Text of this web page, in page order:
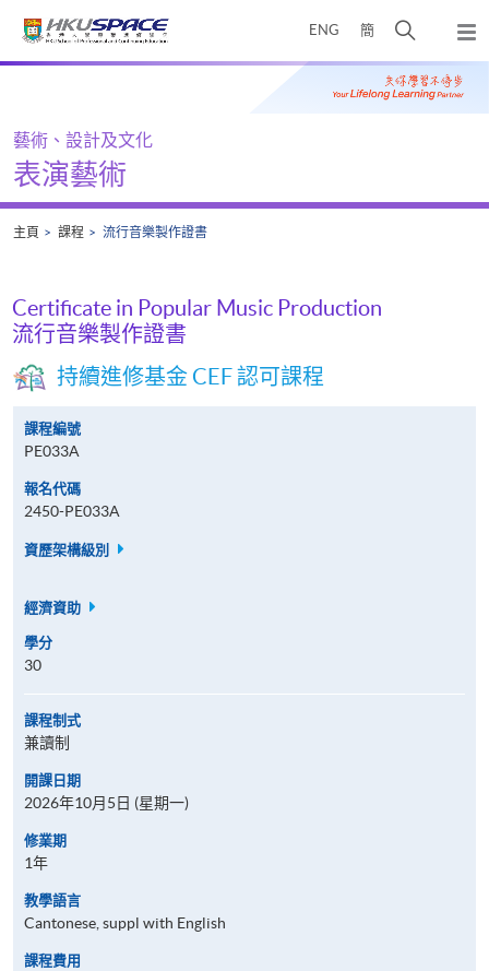
ENG 簡
開
搜
尋
彈
出
主
Main
藝術、設計及文化
表演藝術
主頁 課程 流行音樂製作證書
Certificate in Popular Music Production
流行音樂製作證書
持續進修基金 CEF 認可課程
課程編號
PE033A
報名代碼
2450-PE033A
資歷架構級別
經濟資助
學分
30
課程制式
兼讀制
開課日期
2026年10月5日 (星期一)
修業期
1年
教學語言
Cantonese, suppl with English
課程費用